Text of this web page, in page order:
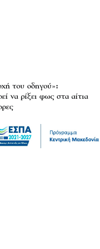
του οδηγού»:
να ρίξει φως στα αίτια